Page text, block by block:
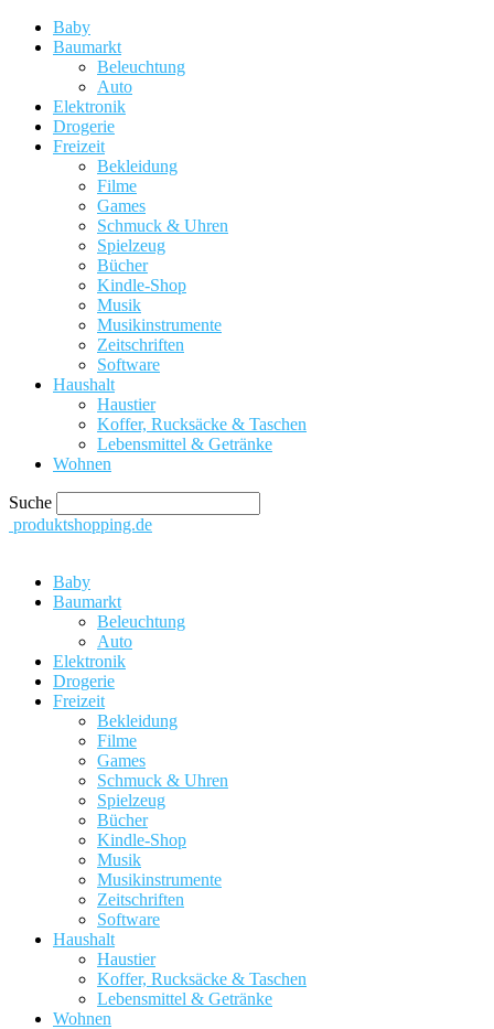
Baby
Baumarkt
Beleuchtung
Auto
Elektronik
Drogerie
Freizeit
Bekleidung
Filme
Games
Schmuck & Uhren
Spielzeug
Bücher
Kindle-Shop
Musik
Musikinstrumente
Zeitschriften
Software
Haushalt
Haustier
Koffer, Rucksäcke & Taschen
Lebensmittel & Getränke
Wohnen
Suche
produktshopping.de
Baby
Baumarkt
Beleuchtung
Auto
Elektronik
Drogerie
Freizeit
Bekleidung
Filme
Games
Schmuck & Uhren
Spielzeug
Bücher
Kindle-Shop
Musik
Musikinstrumente
Zeitschriften
Software
Haushalt
Haustier
Koffer, Rucksäcke & Taschen
Lebensmittel & Getränke
Wohnen